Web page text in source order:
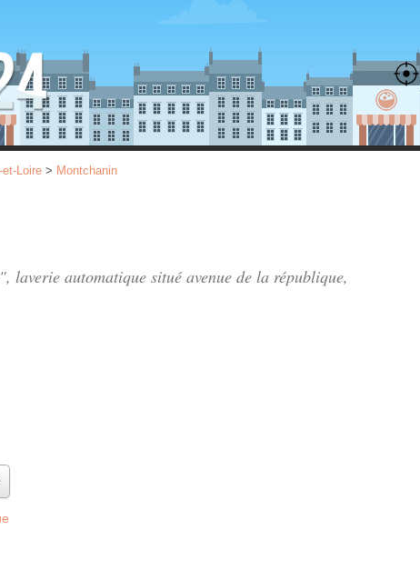
Loire > Montchanin
laverie automatique situé avenue de la république,